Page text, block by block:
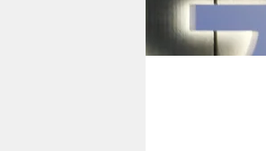
abo
genossenschaft